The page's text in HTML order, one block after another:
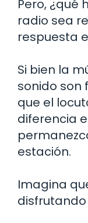
Pero, ¿qué
radio sea
respuesta
Si bien la
sonido son
que el
diferencia
estación.
Imagina
disfrutando